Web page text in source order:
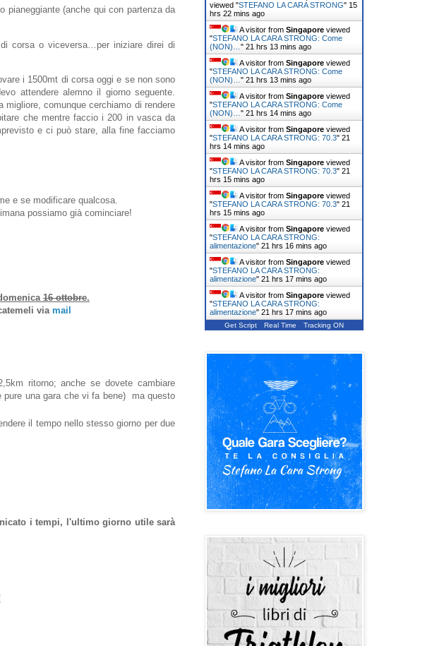
pianeggiante (anche qui con partenza da
corsa o viceversa…per iniziare direi di
i 1500mt di corsa oggi e se non sono
attendere alemno il giorno seguente.
comunque cerchiamo di rendere
che mentre faccio i 200 in vasca da
e ci può stare, alla fine facciamo
e se modificare qualcosa.
possiamo già cominciare!
16 ottobre.
via mail
ritorno; anche se dovete cambiare
una gara che vi fa bene) ma questo
il tempo nello stesso giorno per due
i tempi, l'ultimo giorno utile sarà
viewed "STEFANO LA CARA STRONG" 15
hrs 22 mins ago
A visitor from Singapore viewed
"STEFANO LA CARA STRONG: Come
(NON)… " 21 hrs 13 mins ago
A visitor from Singapore viewed
"STEFANO LA CARA STRONG: Come
(NON)… " 21 hrs 13 mins ago
A visitor from Singapore viewed
"STEFANO LA CARA STRONG: Come
(NON)… " 21 hrs 14 mins ago
A visitor from Singapore viewed
"STEFANO LA CARA STRONG: 70.3" 21
hrs 14 mins ago
A visitor from Singapore viewed
"STEFANO LA CARA STRONG: 70.3" 21
hrs 15 mins ago
A visitor from Singapore viewed
"STEFANO LA CARA STRONG: 70.3" 21
hrs 15 mins ago
A visitor from Singapore viewed
"STEFANO LA CARA STRONG:
alimentazione" 21 hrs 16 mins ago
A visitor from Singapore viewed
"STEFANO LA CARA STRONG:
alimentazione" 21 hrs 17 mins ago
A visitor from Singapore viewed
"STEFANO LA CARA STRONG:
alimentazione" 21 hrs 17 mins ago
Get Script Real Time Tracking ON